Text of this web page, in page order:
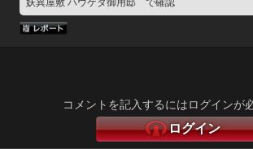
妖異屋敷 ハウケタ御用邸　で確認
コメントを記入するにはログインが
ログイン